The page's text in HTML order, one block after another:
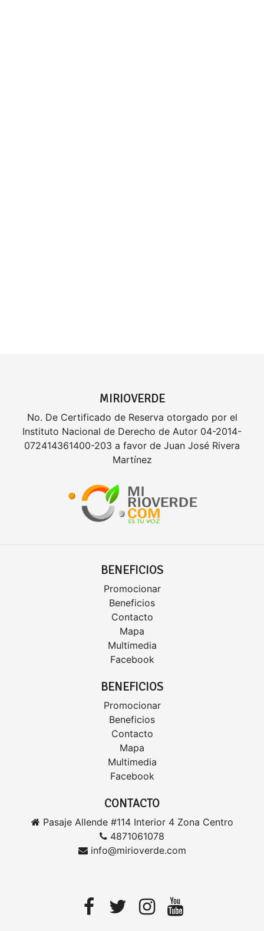
MIRIOVERDE
No. De Certificado de Reserva otorgado por el
Instituto Nacional de Derecho de Autor 04-2014-
072414361400-203 a favor de Juan José Rivera
Martínez
BENEFICIOS
Promocionar
Beneficios
Contacto
Mapa
Multimedia
Facebook
BENEFICIOS
Promocionar
Beneficios
Contacto
Mapa
Multimedia
Facebook
CONTACTO
Pasaje Allende #114 Interior 4 Zona Centro
4871061078
info@mirioverde.com